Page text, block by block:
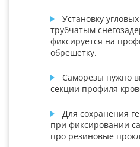
Установку
трубчатым
фиксируется на
обрешетку.
Саморезы нужно
секции профиля
Для сохранения
при фиксировании
про резиновые